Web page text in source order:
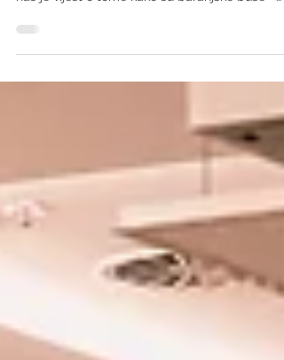
veljače u Baranjskom Petrovom Selu,
nas je vijest o tome kako su baranjske buše –
nematerijaIno kulturno dobro pri Ministarstvu
kulture i medija Republike Hrvatske. Buše,
navodno, ishodište vuku iz vremena turskih
bitaka. Prema predajama, stanovništvo se
odijevanjem u ovčju kožu i maske sa rogovima i